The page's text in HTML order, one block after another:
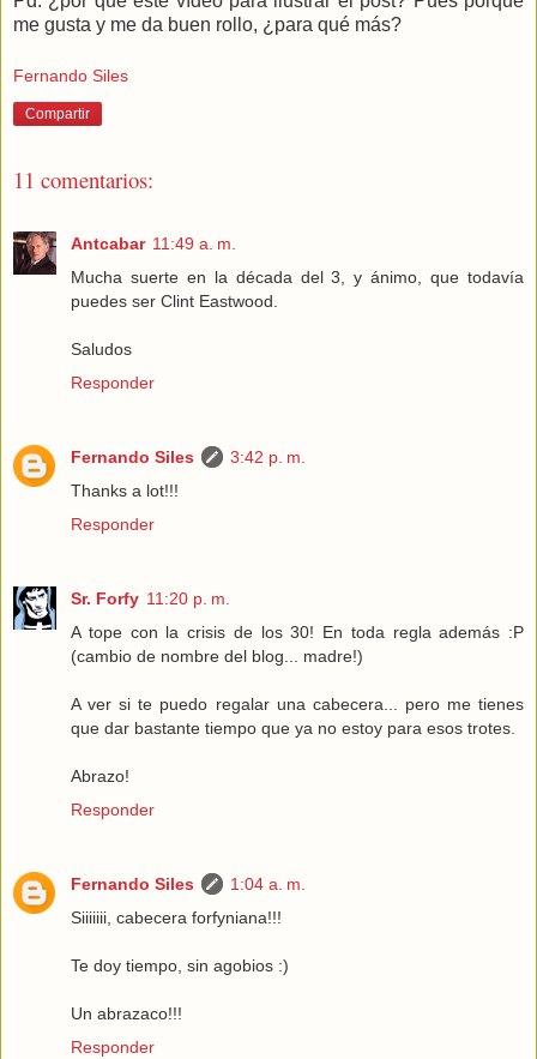
me gusta y me da buen rollo, ¿para qué más?
Fernando Siles
Compartir
11 comentarios:
Antcabar 11:49 a. m.
Mucha suerte en la década del 3, y ánimo, que todavía
puedes ser Clint Eastwood.
Saludos
Responder
Fernando Siles
3:42 p. m.
Thanks a lot!!!
Responder
Sr. Forfy 11:20 p. m.
A tope con la crisis de los 30! En toda regla además :P
(cambio de nombre del blog... madre!)
A ver si te puedo regalar una cabecera... pero me tienes
que dar bastante tiempo que ya no estoy para esos trotes.
Abrazo!
Responder
Fernando Siles
1:04 a. m.
Siiiiiii, cabecera forfyniana!!!
Te doy tiempo, sin agobios :)
Un abrazaco!!!
Responder